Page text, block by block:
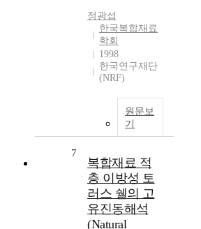
정광섭
한국복합재료
학회
1998
한국연구재단
(NRF)
원문보
기
7
복합재료 적
층 이방성 토
러스 쉘의 고
유진동해석
(Natural